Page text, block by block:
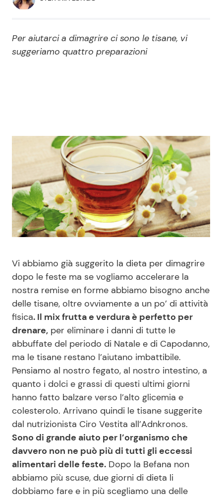
Economia
Persone Scomparse Programmi TV
News Cinema
News Musica
News Spettacolo
News dal mondo
Casa
Moda e Style
Mondo Mamma
News benessere
Salute
Viaggi e Turismo
Festività
Consigli di Cucina
Dolci
Le Ricette in TV
Primi Piatti
Ricette Facili e Veloci
Ricette Feste
Ricette per Bambini
Seguici
Per aiutarci a dimagrire ci sono le tisane, vi
suggeriamo quattro preparazioni
Vi abbiamo già suggerito la dieta per dimagrire
dopo le feste ma se vogliamo accelerare la
nostra remise en forme abbiamo bisogno anche
delle tisane, oltre ovviamente a un po’ di attività
fisica. Il mix frutta e verdura è perfetto per
drenare, per eliminare i danni di tutte le
abbuffate del periodo di Natale e di Capodanno,
ma le tisane restano l’aiutano imbattibile.
Pensiamo al nostro fegato, al nostro intestino, a
quanto i dolci e grassi di questi ultimi giorni
hanno fatto balzare verso l’alto glicemia e
colesterolo. Arrivano quindi le tisane suggerite
dal nutrizionista Ciro Vestita all’Adnkronos.
Sono di grande aiuto per l’organismo che
davvero non ne può più di tutti gli eccessi
alimentari delle feste. Dopo la Befana non
abbiamo più scuse, due giorni di dieta li
dobbiamo fare e in più scegliamo una delle